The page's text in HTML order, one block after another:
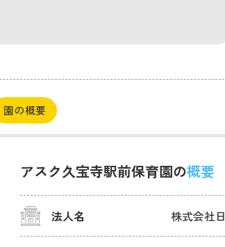
園の概要
アスク久宝寺駅前保育園の概要
法人名 株式会社